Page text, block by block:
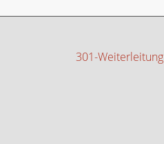
301-Weiterleitung